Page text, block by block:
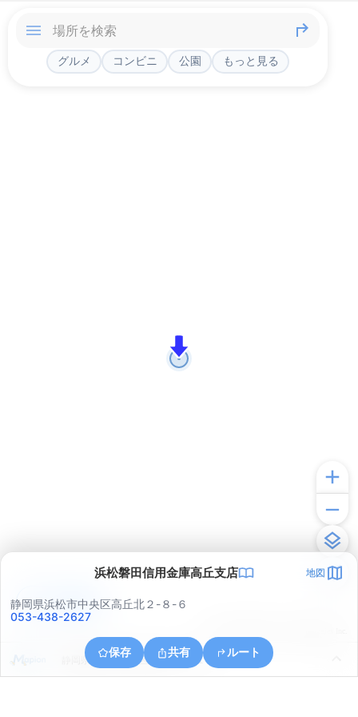
グルメ コンビニ 公園 もっと見る
浜松磐田信用金庫高丘支店 地図
静岡県浜松市中央区高丘北２-８-６
053-438-2627
保存 共有 ルート
静岡県浜松市中央区葵東１丁目１４
アプリで見る